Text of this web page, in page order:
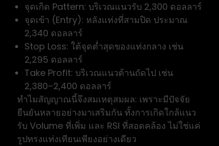
จุดเกิด Pattern: บริเวณแนวรับ 2,300 ดอลลาร์
จุดเข้า (Entry): หลังแท่งที่สามปิด ประมาณ
2,340 ดอลลาร์
Stop Loss: ใต้จุดต่ำสุดของแท่งกลาง เช่น
2,295 ดอลลาร์
Take Profit: บริเวณแนวต้านถัดไป เช่น
2,380–2,400 ดอลลาร์
ทำไมสัญญาณนี้จึงสมเหตุสมผล: เพราะมีปัจจัย
ยืนยันหลายอย่างมาเสริมกัน ทั้งการเกิดใกล้แนว
รับ Volume ที่เพิ่ม และ RSI ที่สอดคล้อง ไม่ใช่แค่
รูปทรงแท่งเทียนเพียงอย่างเดียว